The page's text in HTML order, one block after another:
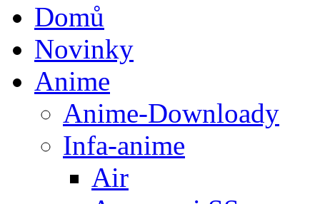
Domů
Novinky
Anime
Anime-Downloady
Infa-anime
Air